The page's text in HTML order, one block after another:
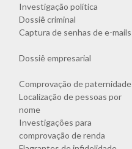
Investigação política
Dossiê criminal
Captura de senhas de e-mails
Dossiê empresarial
Comprovação de paternidade
Localização de pessoas por
nome
Investigações para
comprovação de renda